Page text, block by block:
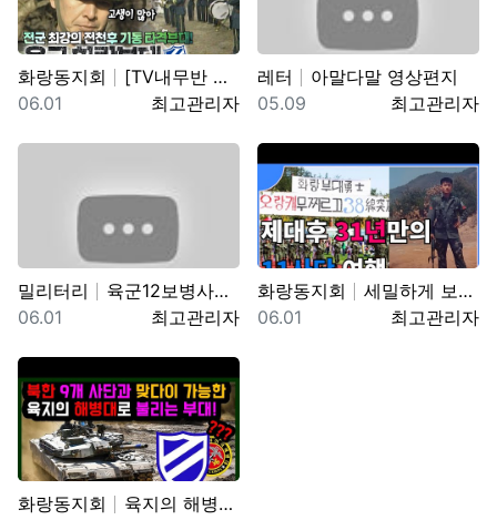
화랑동지회
[TV내무반 신고합니다 22화]ㅣ 전군 최강의 전천후 …
등록자
최고관리자
등록일
06.01
레터
아말다말 영상편지
등록자
최고관리자
등록일
05.09
밀리터리
육군12보병사단 수도탈환대대 을지유격훈련장 산악 장애물…
등록자
최고관리자
등록일
06.01
화랑동지회
세밀하게 보려면 위로 당기세요 0:12 0:36 …
등록자
최고관리자
등록일
06.01
화랑동지회
육지의 해병대로 불리는 육군 제11기동사단 화랑부대. …